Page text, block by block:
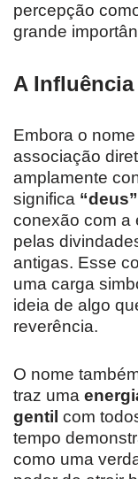
percepção
grande
A
Embora o nome
associação
amplamente
significa “deus”
conexão com a
pelas
antigas. Esse
uma carga
ideia de algo
reverência.
O nome
traz uma
gentil com
tempo
como uma